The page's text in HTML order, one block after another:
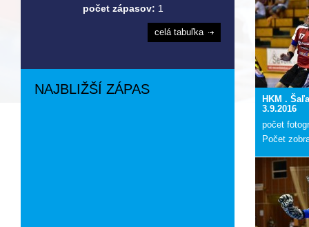
HKM .
3.9.2016
počet
Počet
počet zápasov: 1
celá tabuľka
NAJBLIŽŠÍ ZÁPAS